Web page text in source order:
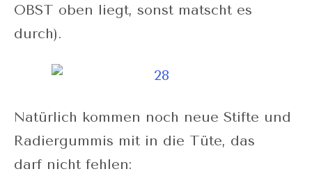
OBST oben liegt, sonst matscht es
durch).
Natürlich kommen noch neue Stifte und
Radiergummis mit in die Tüte, das
darf nicht fehlen: